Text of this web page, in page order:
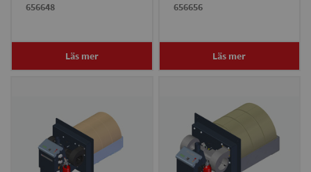
656648
Läs mer
656656
Läs mer